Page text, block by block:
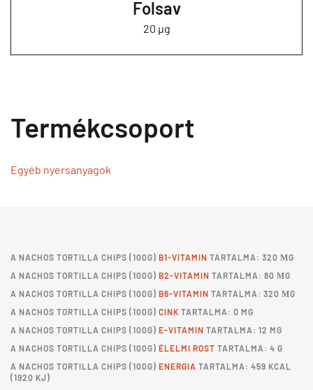
Folsav
20 µg
Termékcsoport
Egyéb nyersanyagok
A NACHOS TORTILLA CHIPS (100G) B1-VITAMIN TARTALMA: 320 ΜG
A NACHOS TORTILLA CHIPS (100G) B2-VITAMIN TARTALMA: 80 ΜG
A NACHOS TORTILLA CHIPS (100G) B6-VITAMIN TARTALMA: 320 ΜG
A NACHOS TORTILLA CHIPS (100G) CINK TARTALMA: 0 MG
A NACHOS TORTILLA CHIPS (100G) E-VITAMIN TARTALMA: 12 MG
A NACHOS TORTILLA CHIPS (100G) ÉLELMI ROST TARTALMA: 4 G
A NACHOS TORTILLA CHIPS (100G) ENERGIA TARTALMA: 459 KCAL
(1920 KJ)